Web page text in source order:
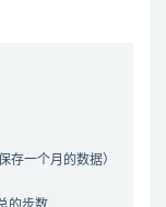
存一个月的数据）